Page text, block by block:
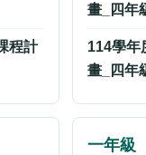
程計
畫_四年
114學年
畫_四年
一年級